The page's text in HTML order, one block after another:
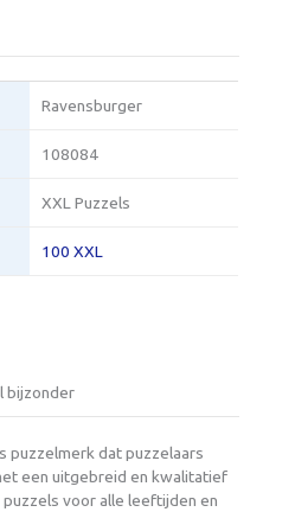
Ravensburger
108084
XXL Puzzels
100 XXL
bijzonder
puzzelmerk dat puzzelaars
een uitgebreid en kwalitatief
voor alle leeftijden en